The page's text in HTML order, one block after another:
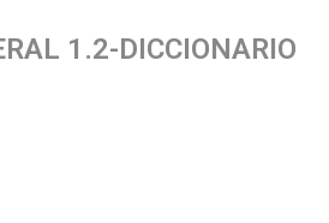
1.2-DICCIONARIO